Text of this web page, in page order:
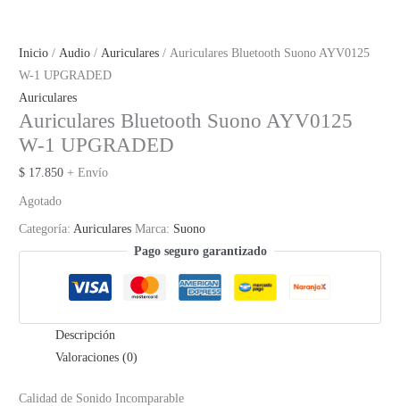
Inicio /Audio /Auriculares / Auriculares Bluetooth Suono AYV0125
W-1 UPGRADED
Auriculares
Auriculares Bluetooth Suono AYV0125
W-1 UPGRADED
$ 17.850 + Envío
Agotado
Categoría:Auriculares Marca: Suono
Pago seguro garantizado
Descripción
Valoraciones (0)
Calidad de Sonido Incomparable